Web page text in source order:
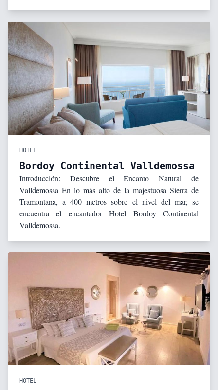
HOTEL
Bordoy Continental Valldemossa
Introducción: Descubre el Encanto Natural de
Valldemossa En lo más alto de la majestuosa Sierra de
Tramontana, a 400 metros sobre el nivel del mar, se
encuentra el encantador Hotel Bordoy Continental
Valldemossa.
HOTEL